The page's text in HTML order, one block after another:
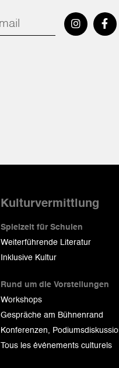
Kulturvermittlung
Spielzeit für Schulen
Weiterführende Literatur
Inklusive Kultur
Rund um die Vorstellungen
Workshops
Gespräche am Bühnenrand
Konferenzen,
Tous les événements culturels